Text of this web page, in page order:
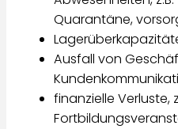
Quarantäne,
Ausfall von
finanzielle Verluste,